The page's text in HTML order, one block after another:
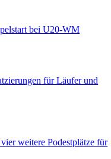
bei U20-WM
für Läufer und
weitere Podestplätze für